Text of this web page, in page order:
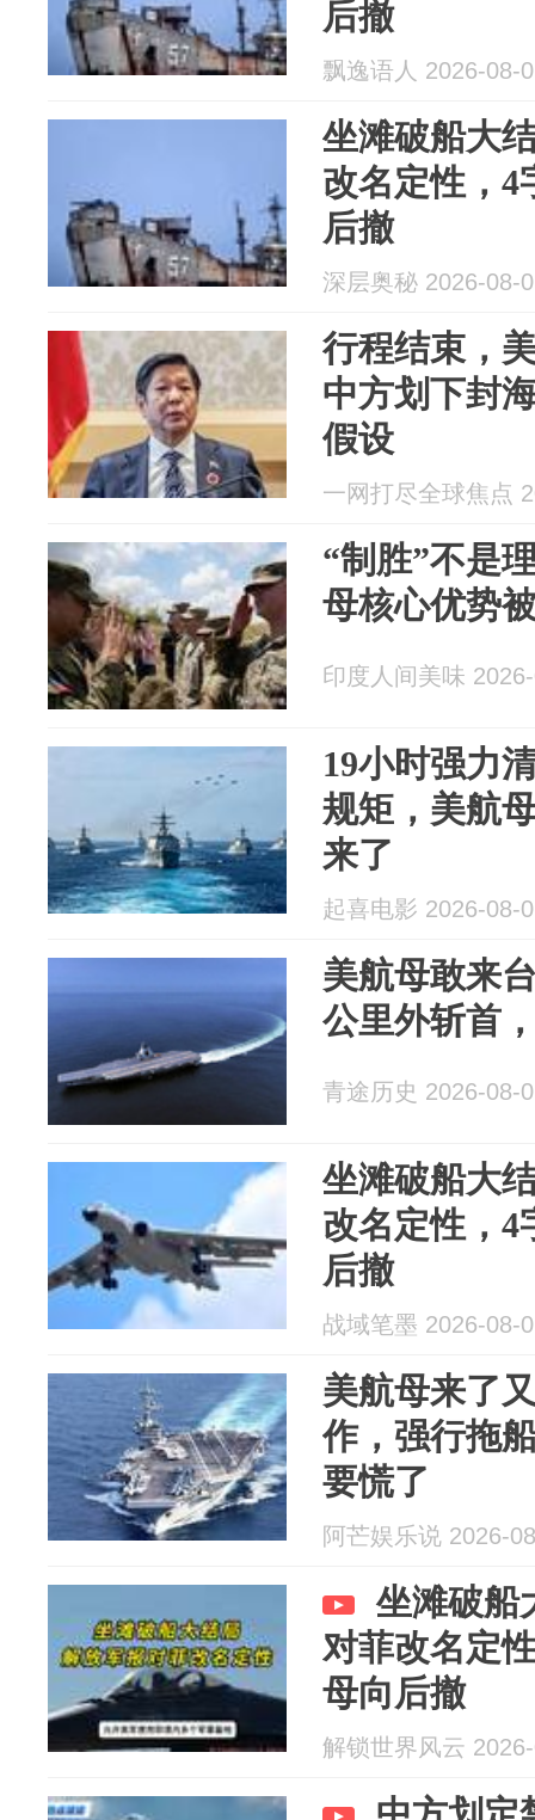
后撤
飘逸语人 2026-08-
坐滩破船大
改名定性，4
后撤
深层奥秘 2026-08-
行程结束，
中方划下封
假设
一网打尽全球焦点
“制胜”不是
母核心优势
印度人间美味
19小时强力
规矩，美航
来了
起喜电影 2026-08-
美航母敢来
公里外斩首
青途历史 2026-08-
坐滩破船大
改名定性，4
后撤
战域笔墨 2026-08-
美航母来了
作，强行拖
要慌了
阿芒娱乐说 2026-
坐滩破船
对菲改名定
母向后撤
解锁世界风云